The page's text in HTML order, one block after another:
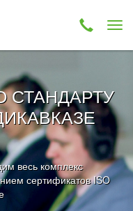
СТАНДАРТУ
весь комплекс
сертификатов ISO